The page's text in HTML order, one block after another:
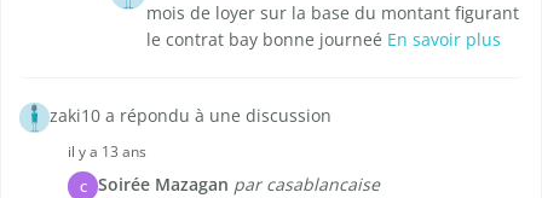
mois de loyer sur la base du montant figurant
le contrat bay bonne journeé En savoir plus
zaki10 a répondu à une discussion
il y a 13 ans
C Soirée Mazagan par casablancaise